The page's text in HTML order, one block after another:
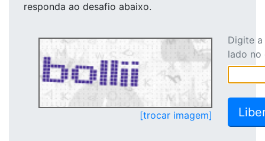
responda ao desafio abaixo.
[trocar imagem]
Digite
lado no